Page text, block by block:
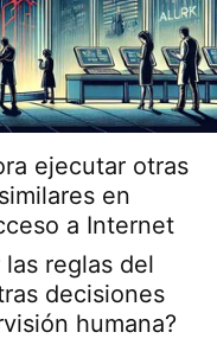
ejecutar otras
en
a Internet
reglas del
decisiones
humana?